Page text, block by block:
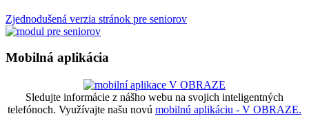
Zjednodušená verzia stránok pre seniorov
Mobilná aplikácia
Sledujte informácie z nášho webu na svojich inteligentných
telefónoch. Využívajte našu novú mobilnú aplikáciu - V OBRAZE.